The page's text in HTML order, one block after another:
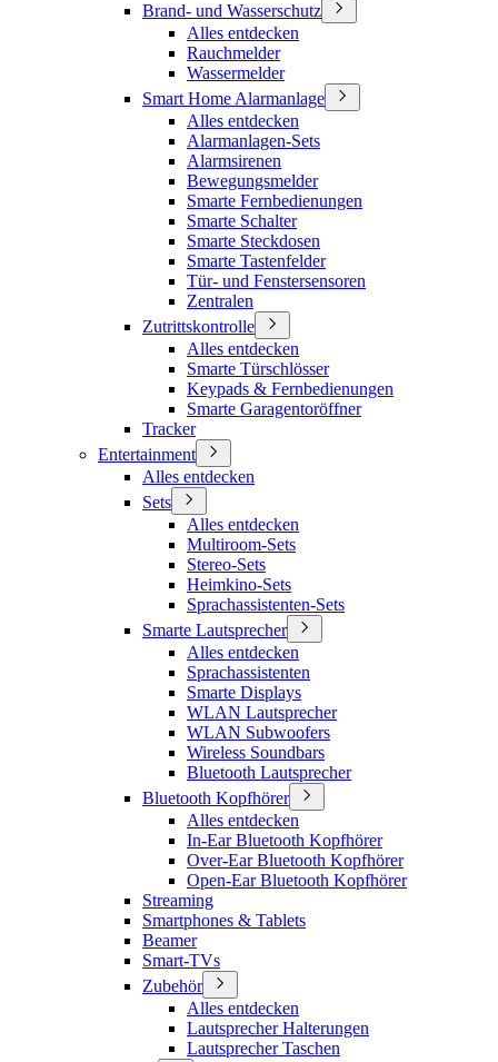
Brand- und Wasserschutz
Alles entdecken
Rauchmelder
Wassermelder
Smart Home Alarmanlage
Alles entdecken
Alarmanlagen-Sets
Alarmsirenen
Bewegungsmelder
Smarte Fernbedienungen
Smarte Schalter
Smarte Steckdosen
Smarte Tastenfelder
Tür- und Fenstersensoren
Zentralen
Zutrittskontrolle
Alles entdecken
Smarte Türschlösser
Keypads & Fernbedienungen
Smarte Garagentoröffner
Tracker
Entertainment
Alles entdecken
Sets
Alles entdecken
Multiroom-Sets
Stereo-Sets
Heimkino-Sets
Sprachassistenten-Sets
Smarte Lautsprecher
Alles entdecken
Sprachassistenten
Smarte Displays
WLAN Lautsprecher
WLAN Subwoofers
Wireless Soundbars
Bluetooth Lautsprecher
Bluetooth Kopfhörer
Alles entdecken
In-Ear Bluetooth Kopfhörer
Over-Ear Bluetooth Kopfhörer
Open-Ear Bluetooth Kopfhörer
Streaming
Smartphones & Tablets
Beamer
Smart-TVs
Zubehör
Alles entdecken
Lautsprecher Halterungen
Lautsprecher Taschen